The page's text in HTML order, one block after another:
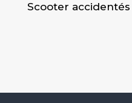
Scooter accidentés